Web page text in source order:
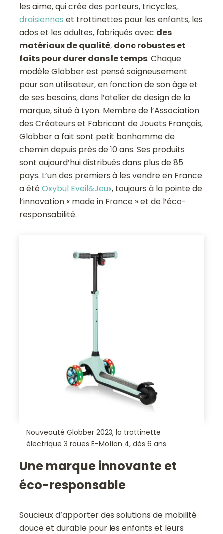
les aime, qui crée des porteurs, tricycles,
draisiennes et trottinettes pour les enfants, les
ados et les adultes, fabriqués avec des
matériaux de qualité, donc robustes et
faits pour durer dans le temps. Chaque
modèle Globber est pensé soigneusement
pour son utilisateur, en fonction de son âge et
de ses besoins, dans l’atelier de design de la
marque, situé à Lyon. Membre de l’Association
des Créateurs et Fabricant de Jouets Français,
Globber a fait sont petit bonhomme de
chemin depuis près de 10 ans. Ses produits
sont aujourd’hui distribués dans plus de 85
pays. L’un des premiers à les vendre en France
a étéOxybul Eveil&Jeux, toujours à la pointe de
l’innovation « made in France » et de l’éco-
responsabilité.
Nouveauté Globber 2023, la trottinette
électrique 3 roues E-Motion 4, dès 6 ans.
Une marque innovante et
éco-responsable
Soucieux d’apporter des solutions de mobilité
douce et durable pour les enfants et leurs